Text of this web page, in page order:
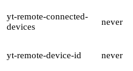
yt-remote-connected-
devices
never
yt-remote-device-id never